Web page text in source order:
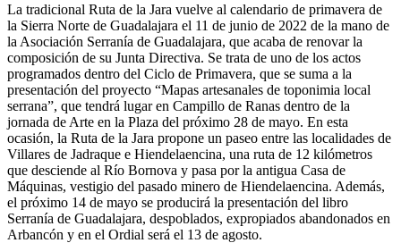
La tradicional Ruta de la Jara vuelve al calendario de primavera de
la Sierra Norte de Guadalajara el 11 de junio de 2022 de la mano de
la Asociación Serranía de Guadalajara, que acaba de renovar la
composición de su Junta Directiva. Se trata de uno de los actos
programados dentro del Ciclo de Primavera, que se suma a la
presentación del proyecto “Mapas artesanales de toponimia local
serrana”, que tendrá lugar en Campillo de Ranas dentro de la
jornada de Arte en la Plaza del próximo 28 de mayo. En esta
ocasión, la Ruta de la Jara propone un paseo entre las localidades de
Villares de Jadraque e Hiendelaencina, una ruta de 12 kilómetros
que desciende al Río Bornova y pasa por la antigua Casa de
Máquinas, vestigio del pasado minero de Hiendelaencina. Además,
el próximo 14 de mayo se producirá la presentación del libro
Serranía de Guadalajara, despoblados, expropiados abandonados en
Arbancón y en el Ordial será el 13 de agosto.